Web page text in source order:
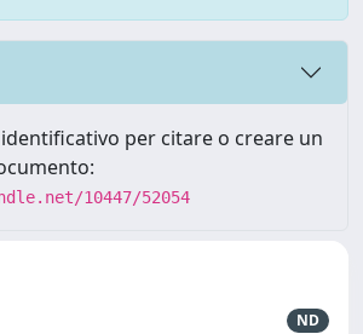
per citare o creare un
10447/52054
ND